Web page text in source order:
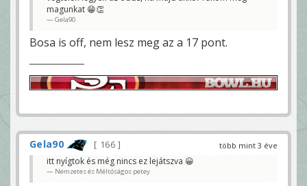
magunkat 😁👏
Gela90
Bosa is off, nem lesz meg az a 17 pont.
több mint 3 éve
Gela90
166
itt nyígtok és még nincs ez lejátszva 😀
Nemzetes és Méltóságos petey